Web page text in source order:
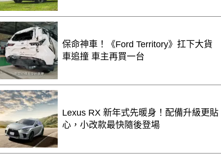
保命神車！《Ford Territory》扛下大貨
車追撞 車主再買一台
Lexus RX 新年式先暖身！配備升級更貼
心，小改款最快隨後登場